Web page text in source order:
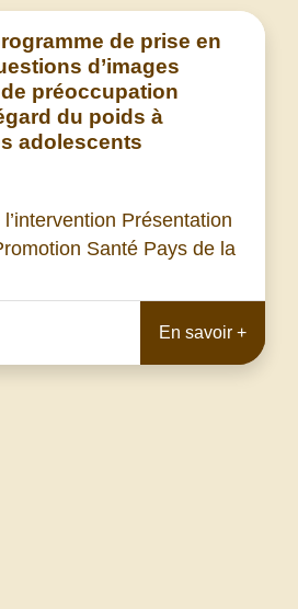
de prise en
d’images
préoccupation
du poids à
adolescents
Présentation
Santé Pays de la
En savoir +